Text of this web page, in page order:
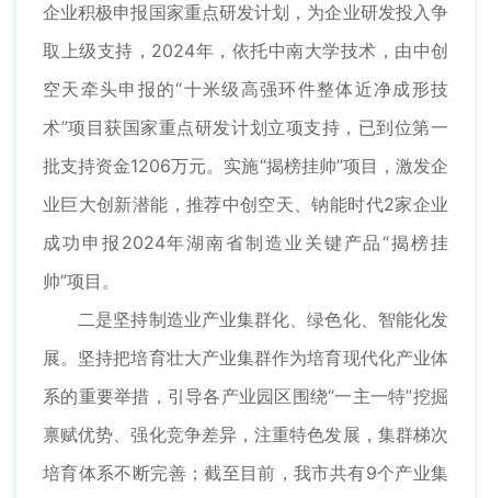
企业积极申报国家重点研发计划，为企业研发投入争
取上级支持，2024年，依托中南大学技术，由中创
空天牵头申报的“十米级高强环件整体近净成形技
术”项目获国家重点研发计划立项支持，已到位第一
批支持资金1206万元。实施“揭榜挂帅”项目，激发企
业巨大创新潜能，推荐中创空天、钠能时代2家企业
成功申报2024年湖南省制造业关键产品“揭榜挂
帅”项目。
二是坚持制造业产业集群化、绿色化、智能化发
展。坚持把培育壮大产业集群作为培育现代化产业体
系的重要举措，引导各产业园区围绕“一主一特”挖掘
禀赋优势、强化竞争差异，注重特色发展，集群梯次
培育体系不断完善；截至目前，我市共有9个产业集